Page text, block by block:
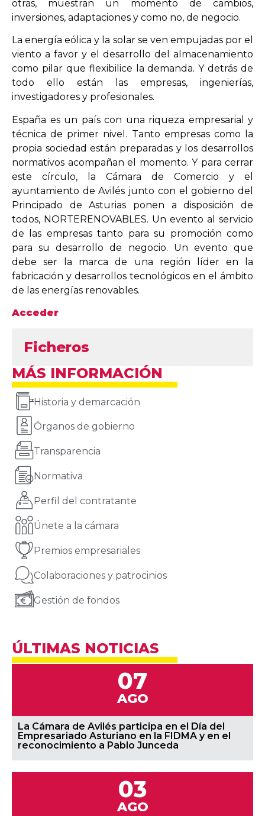
otras, muestran un momento de cambios,
inversiones, adaptaciones y como no, de negocio.
La energía eólica y la solar se ven empujadas por el
viento a favor y el desarrollo del almacenamiento
como pilar que flexibilice la demanda. Y detrás de
todo ello están las empresas, ingenierías,
investigadores y profesionales.
España es un país con una riqueza empresarial y
técnica de primer nivel. Tanto empresas como la
propia sociedad están preparadas y los desarrollos
normativos acompañan el momento. Y para cerrar
este círculo, la Cámara de Comercio y el
ayuntamiento de Avilés junto con el gobierno del
Principado de Asturias ponen a disposición de
todos, NORTERENOVABLES. Un evento al servicio
de las empresas tanto para su promoción como
para su desarrollo de negocio. Un evento que
debe ser la marca de una región líder en la
fabricación y desarrollos tecnológicos en el ámbito
de las energías renovables.
Acceder
Ficheros
MÁS INFORMACIÓN
Historia y demarcación
Órganos de gobierno
Transparencia
Normativa
Perfil del contratante
Únete a la cámara
Premios empresariales
Colaboraciones y patrocinios
Gestión de fondos
ÚLTIMAS NOTICIAS
07
AGO
La Cámara de Avilés participa en el Día del
Empresariado Asturiano en la FIDMA y en el
reconocimiento a Pablo Junceda
03
AGO